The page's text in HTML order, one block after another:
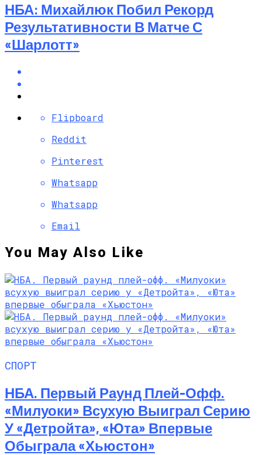
НБА: Михайлюк Побил Рекорд
Результативности В Матче С
«Шарлотт»
Flipboard
Reddit
Pinterest
Whatsapp
Whatsapp
Email
You May Also Like
СПОРТ
НБА. Первый Раунд Плей-Офф.
«Милуоки» Всухую Выиграл Серию
У «Детройта», «Юта» Впервые
Обыграла «Хьюстон»